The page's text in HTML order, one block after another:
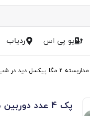
یو پی اس ردیاب
پک 4 عدد دوربین مداربسته 2 مگا پیکسل دید در شب رنگی